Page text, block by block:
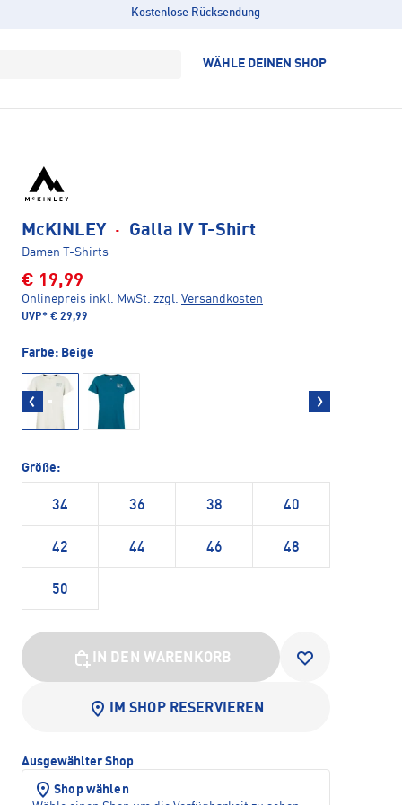
Kostenlose Rücksendung
WÄHLE DEINEN SHOP
McKINLEY · Galla IV T-Shirt
Damen T-Shirts
€ 19,99
Onlinepreis inkl. MwSt. zzgl. Versandkosten
UVP* € 29,99
Farbe: Beige
Größe:
34 36 38 40
42 44 46 48
50
IN DEN WARENKORB
IM SHOP RESERVIEREN
Ausgewählter Shop
Shop wählen